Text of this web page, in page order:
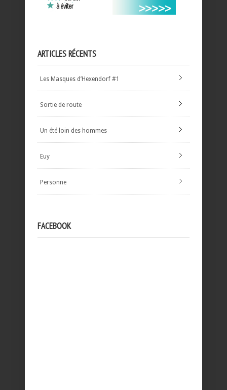
ARTICLES RÉCENTS
Les Masques d’Hexendorf #1
Sortie de route
Un été loin des hommes
Euy
Personne
FACEBOOK